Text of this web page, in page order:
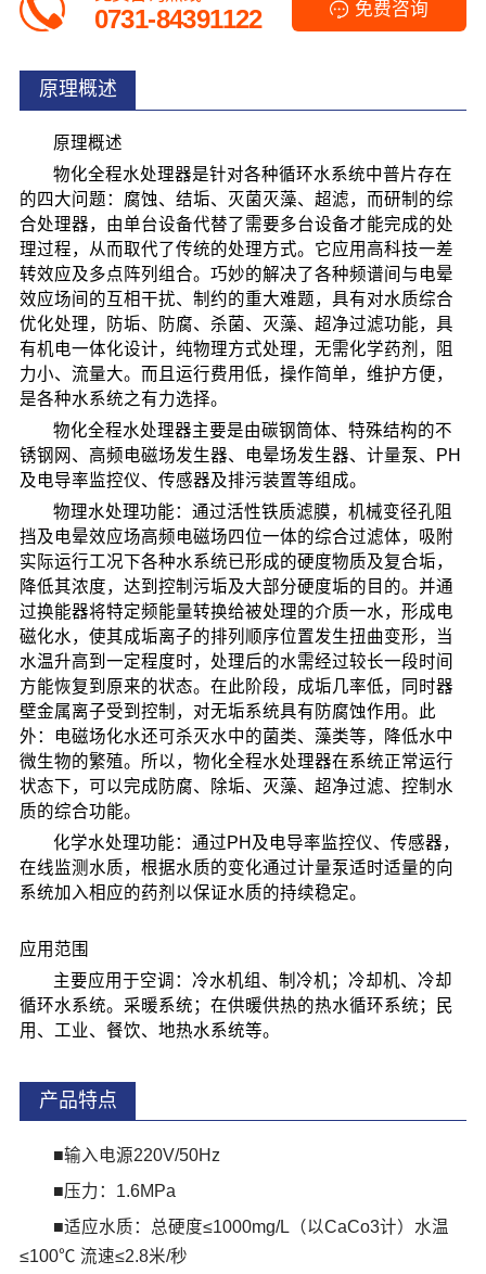
0731-84391122 免费咨询
原理概述
原理概述
物化全程水处理器是针对各种循环水系统中普片存在
的四大问题：腐蚀、结垢、灭菌灭藻、超滤，而研制的综
合处理器，由单台设备代替了需要多台设备才能完成的处
理过程，从而取代了传统的处理方式。它应用高科技一差
转效应及多点阵列组合。巧妙的解决了各种频谱间与电晕
效应场间的互相干扰、制约的重大难题，具有对水质综合
优化处理，防垢、防腐、杀菌、灭藻、超净过滤功能，具
有机电一体化设计，纯物理方式处理，无需化学药剂，阻
力小、流量大。而且运行费用低，操作简单，维护方便，
是各种水系统之有力选择。
物化全程水处理器主要是由碳钢筒体、特殊结构的不
锈钢网、高频电磁场发生器、电晕场发生器、计量泵、PH
及电导率监控仪、传感器及排污装置等组成。
物理水处理功能：通过活性铁质滤膜，机械变径孔阻
挡及电晕效应场高频电磁场四位一体的综合过滤体，吸附
实际运行工况下各种水系统已形成的硬度物质及复合垢，
降低其浓度，达到控制污垢及大部分硬度垢的目的。并通
过换能器将特定频能量转换给被处理的介质一水，形成电
磁化水，使其成垢离子的排列顺序位置发生扭曲变形，当
水温升高到一定程度时，处理后的水需经过较长一段时间
方能恢复到原来的状态。在此阶段，成垢几率低，同时器
壁金属离子受到控制，对无垢系统具有防腐蚀作用。此
外：电磁场化水还可杀灭水中的菌类、藻类等，降低水中
微生物的繁殖。所以，物化全程水处理器在系统正常运行
状态下，可以完成防腐、除垢、灭藻、超净过滤、控制水
质的综合功能。
化学水处理功能：通过PH及电导率监控仪、传感器，
在线监测水质，根据水质的变化通过计量泵适时适量的向
系统加入相应的药剂以保证水质的持续稳定。
应用范围
主要应用于空调：冷水机组、制冷机；冷却机、冷却
循环水系统。采暖系统；在供暖供热的热水循环系统；民
用、工业、餐饮、地热水系统等。
产品特点
■输入电源220V/50Hz
■压力：1.6MPa
■适应水质：总硬度≤1000mg/L（以CaCo3计）水温
≤100℃ 流速≤2.8米/秒